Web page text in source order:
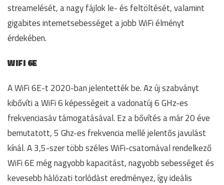
streamelését, a nagy fájlok le- és feltöltését, valamint
gigabites internetsebességet a jobb WiFi élményt
érdekében.
WiFi 6E
A WiFi 6E-t 2020-ban jelentették be. Az új szabványt
kibővíti a WiFi 6 képességeit a vadonatúj 6 GHz-es
frekvenciasáv támogatásával. Ez a bővítés a már 20 éve
bemutatott, 5 Ghz-es frekvencia mellé jelentős javulást
kínál. A 3,5-szer több széles WiFi-csatornával rendelkező
WiFi 6E még nagyobb kapacitást, nagyobb sebességet és
kevesebb hálózati torlódást eredményez, így ideális